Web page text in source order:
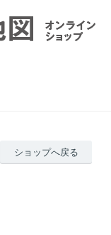
ショップへ戻る